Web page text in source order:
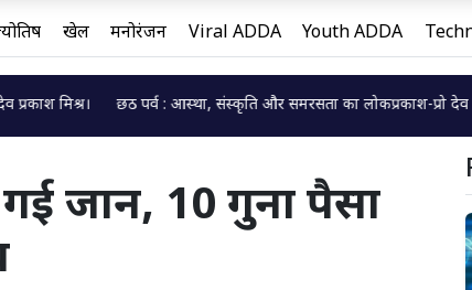
खेल मनोरंजन Viral ADDA Youth ADDA
Loading...छठ पर्व : आस्था, संस्कृति और समरसता का लोकप्रकाश-प्रो देव प्रकाश मिश्र।
गई जान, 10 गुना पैसा